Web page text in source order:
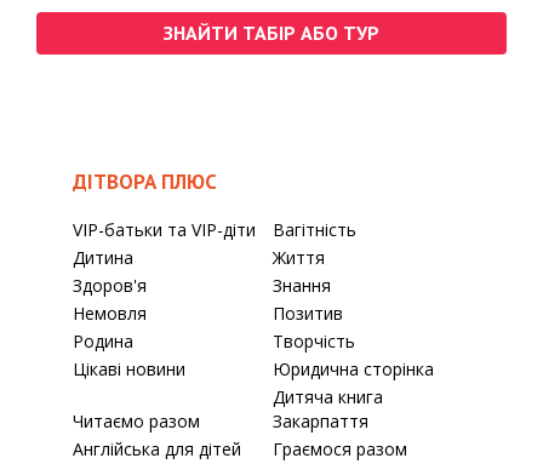
ЗНАЙТИ ТАБІР АБО ТУР
ДІТВОРА ПЛЮС
VIP-батьки та VIP-діти
Вагітність
Дитина
Життя
Здоров'я
Знання
Немовля
Позитив
Родина
Творчість
Цікаві новини
Юридична сторінка
Читаємо разом
Дитяча книга
Закарпаття
Англійська для дітей
Граємося разом